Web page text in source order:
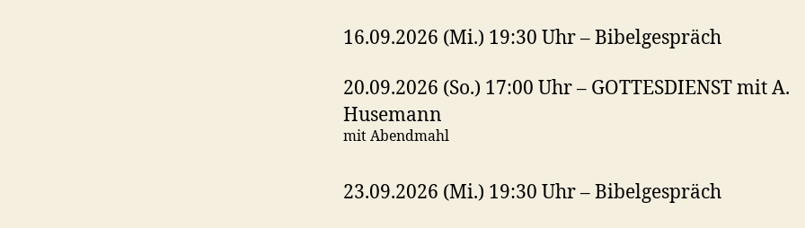
16.09.2026 (Mi.) 19:30 Uhr – Bibelgespräch
20.09.2026 (So.) 17:00 Uhr – GOTTESDIENST mit A.
Husemann
mit Abendmahl
23.09.2026 (Mi.) 19:30 Uhr – Bibelgespräch